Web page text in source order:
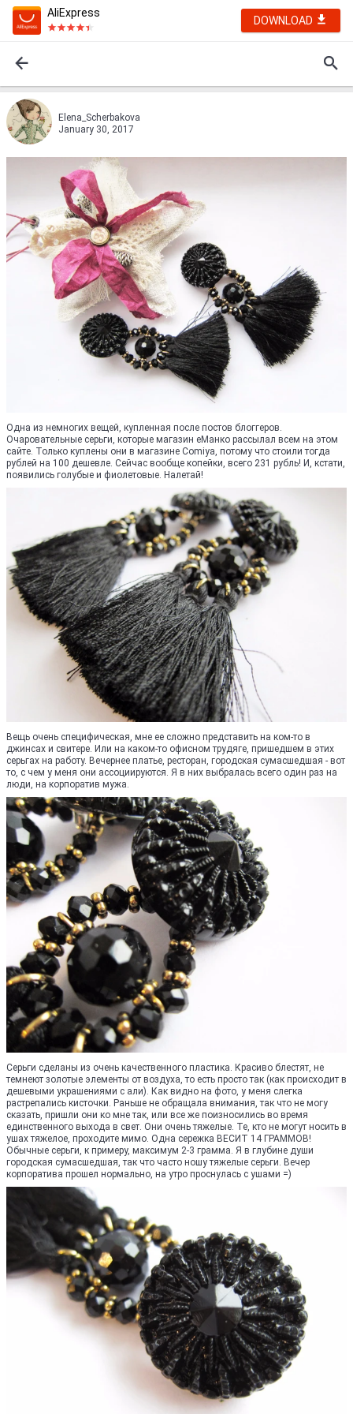
AliExpress
DOWNLOAD
Elena_Scherbakova
January 30, 2017
Одна из немногих вещей, купленная после постов блоггеров.
Очаровательные серьги, которые магазин еМанко рассылал всем на этом
сайте. Только куплены они в магазине Comiya, потому что стоили тогда
рублей на 100 дешевле. Сейчас вообще копейки, всего 231 рубль! И, кстати,
появились голубые и фиолетовые. Налетай!
Вещь очень специфическая, мне ее сложно представить на ком-то в
джинсах и свитере. Или на каком-то офисном трудяге, пришедшем в этих
серьгах на работу. Вечернее платье, ресторан, городская сумасшедшая - вот
то, с чем у меня они ассоциируются. Я в них выбралась всего один раз на
люди, на корпоратив мужа.
Серьги сделаны из очень качественного пластика. Красиво блестят, не
темнеют золотые элементы от воздуха, то есть просто так (как происходит в
дешевыми украшениями с али). Как видно на фото, у меня слегка
растрепались кисточки. Раньше не обращала внимания, так что не могу
сказать, пришли они ко мне так, или все же поизносились во время
единственного выхода в свет. Они очень тяжелые. Те, кто не могут носить в
ушах тяжелое, проходите мимо. Одна сережка ВЕСИТ 14 ГРАММОВ!
Обычные серьги, к примеру, максимум 2-3 грамма. Я в глубине души
городская сумасшедшая, так что часто ношу тяжелые серьги. Вечер
корпоратива прошел нормально, на утро проснулась с ушами =)